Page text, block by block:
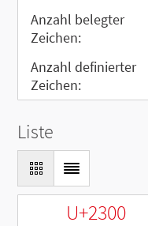
Anzahl belegter
Zeichen:
Anzahl definierter
Zeichen:
Liste
U+2300